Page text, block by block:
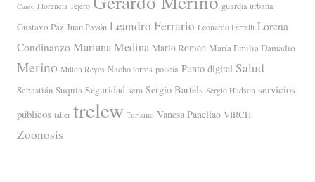
Canto Florencia Tejero guardia urbana
Gustavo Paz Juan Pavón Leandro Ferrario Leonardo Ferrelli Lorena
Condinanzo Mariana Medina Mario Romeo María Emilia Damadio
Merino Milton Reyes Nacho torres policía Punto digital Salud
Sebastián Suquia Seguridad sem Sergio Bartels Sergio Hudson servicios
públicos taller trelew Turismo Vanesa Panellao VIRCH
Zoonosis